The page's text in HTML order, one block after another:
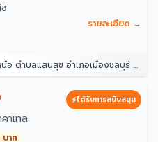
รายละเอียด →
ลแสนสุข อำเภอเมืองชลบุรี ชลบุรี 20130
ได้รับการสนับสนุน
าเทล
าท